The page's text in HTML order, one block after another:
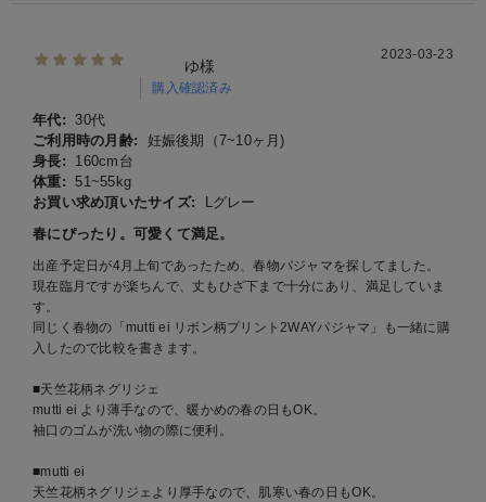
ゆ様
購入確認済み
2023-03-23
年代:
30代
ご利用時の月齢:
妊娠後期（7~10ヶ月)
身長:
160cm台
体重: 51~55kg
お買い求め頂いたサイズ:
Lグレー
春にぴったり。可愛くて満足。
出産予定日が4月上旬であったため、春物パジャマを探してました。
現在臨月ですが楽ちんで、丈もひざ下まで十分にあり、満足していま
す。
同じく春物の「mutti ei リボン柄プリント2WAYパジャマ」も一緒に購
入したので比較を書きます。
■天竺花柄ネグリジェ
mutti ei より薄手なので、暖かめの春の日もOK。
袖口のゴムが洗い物の際に便利。
■mutti ei
天竺花柄ネグリジェより厚手なので、肌寒い春の日もOK。